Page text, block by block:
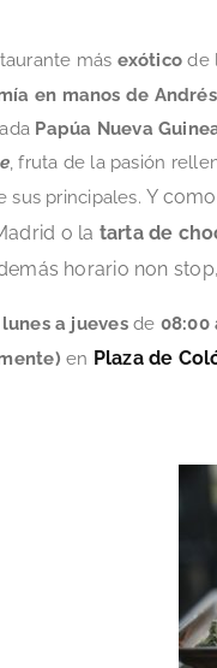
más exótico de
en manos de
Papúa Nueva
, fruta de la pasión
sus principales.Y como
o la tarta de
horario non
lunes a juevesde 08:00
en Plaza de